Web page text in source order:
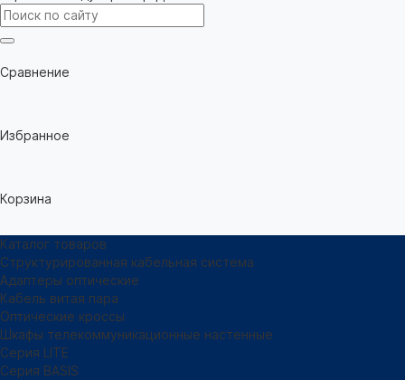
Сравнение
Избранное
Корзина
Каталог товаров
Структурированная кабельная система
Адаптеры оптические
Кабель витая пара
Оптические кроссы
Шкафы телекоммуникационные настенные
Cерия LITE
Cерия BASIS